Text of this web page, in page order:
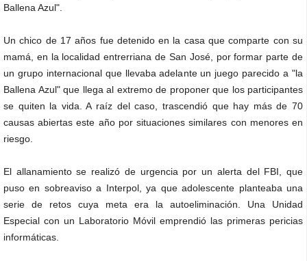
Ballena Azul".
Un chico de 17 años fue detenido en la casa que comparte con su
mamá, en la localidad entrerriana de San José, por formar parte de
un grupo internacional que llevaba adelante un juego parecido a "la
Ballena Azul" que llega al extremo de proponer que los participantes
se quiten la vida. A raíz del caso, trascendió que hay más de 70
causas abiertas este año por situaciones similares con menores en
riesgo.
El allanamiento se realizó de urgencia por un alerta del FBI, que
puso en sobreaviso a Interpol, ya que adolescente planteaba una
serie de retos cuya meta era la autoeliminación. Una Unidad
Especial con un Laboratorio Móvil emprendió las primeras pericias
informáticas.